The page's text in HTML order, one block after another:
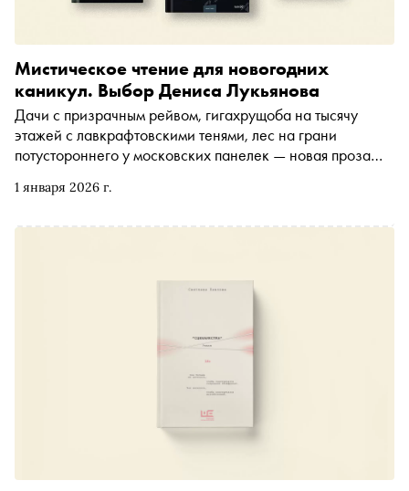
1 января 2026 г.
Мистическое чтение для новогодних
каникул. Выбор Дениса Лукьянова
Дачи с призрачным рейвом, гигахрущоба на тысячу
этажей с лавкрафтовскими тенями, лес на грани
потустороннего у московских панелек — новая проза
Идеальное чтение для тех, кому в новогодние каникулы